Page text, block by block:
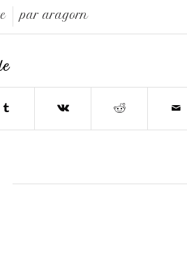
pararagorn